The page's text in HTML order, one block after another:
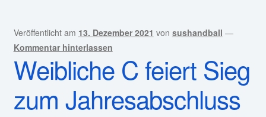
Veröffentlicht am 13. Dezember 2021 von sushandball —
Kommentar hinterlassen
Weibliche C feiert Sieg
zum Jahresabschluss